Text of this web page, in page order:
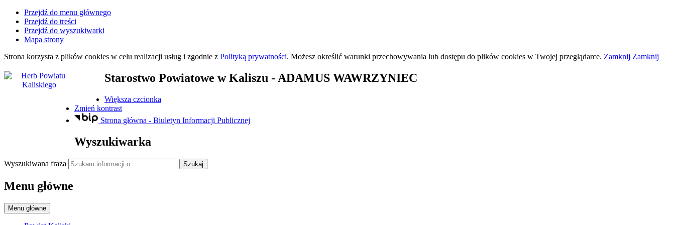
Przejdź do menu głównego
Przejdź do treści
Przejdź do wyszukiwarki
Mapa strony
Strona korzysta z plików cookies w celu realizacji usług i zgodnie z Polityką prywatności. Możesz określić warunki przechowywania lub dostępu do plików cookies w Twojej przeglądarce. Zamknij Zamknij
Starostwo Powiatowe w Kaliszu - ADAMUS WAWRZYNIEC
Większa czcionka
Zmień kontrast
Strona główna - Biuletyn Informacji Publicznej
Wyszukiwarka
Wyszukiwana fraza Szukaj
Menu główne
Menu główne